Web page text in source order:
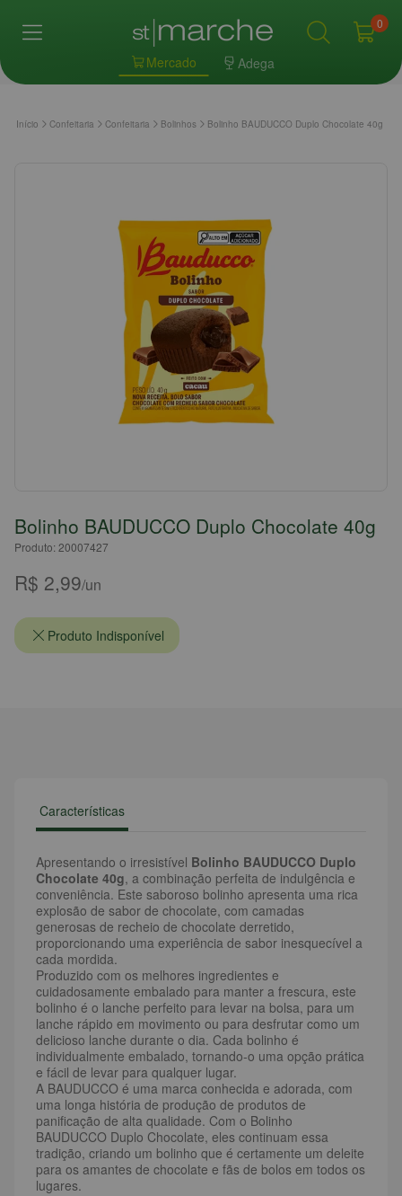
Mercado Adega
0
Início Confeitaria Confeitaria Bolinhos Bolinho BAUDUCCO Duplo Chocolate 40g
Bolinho BAUDUCCO Duplo Chocolate 40g
Produto: 20007427
R$ 2,99/un
Produto Indisponível
Características
Apresentando o irresistível Bolinho BAUDUCCO Duplo
Chocolate 40g, a combinação perfeita de indulgência e
conveniência. Este saboroso bolinho apresenta uma rica
explosão de sabor de chocolate, com camadas
generosas de recheio de chocolate derretido,
proporcionando uma experiência de sabor inesquecível a
cada mordida.
Produzido com os melhores ingredientes e
cuidadosamente embalado para manter a frescura, este
bolinho é o lanche perfeito para levar na bolsa, para um
lanche rápido em movimento ou para desfrutar como um
delicioso lanche durante o dia. Cada bolinho é
individualmente embalado, tornando-o uma opção prática
e fácil de levar para qualquer lugar.
A BAUDUCCO é uma marca conhecida e adorada, com
uma longa história de produção de produtos de
panificação de alta qualidade. Com o Bolinho
BAUDUCCO Duplo Chocolate, eles continuam essa
tradição, criando um bolinho que é certamente um deleite
para os amantes de chocolate e fãs de bolos em todos os
lugares.